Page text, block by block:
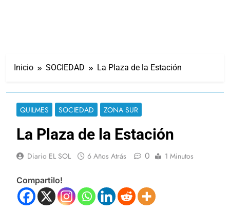
Inicio SOCIEDAD La Plaza de la Estación
QUILMES SOCIEDAD ZONA SUR
La Plaza de la Estación
Diario EL SOL 6 Años Atrás 0 1 Minutos
Compartilo!